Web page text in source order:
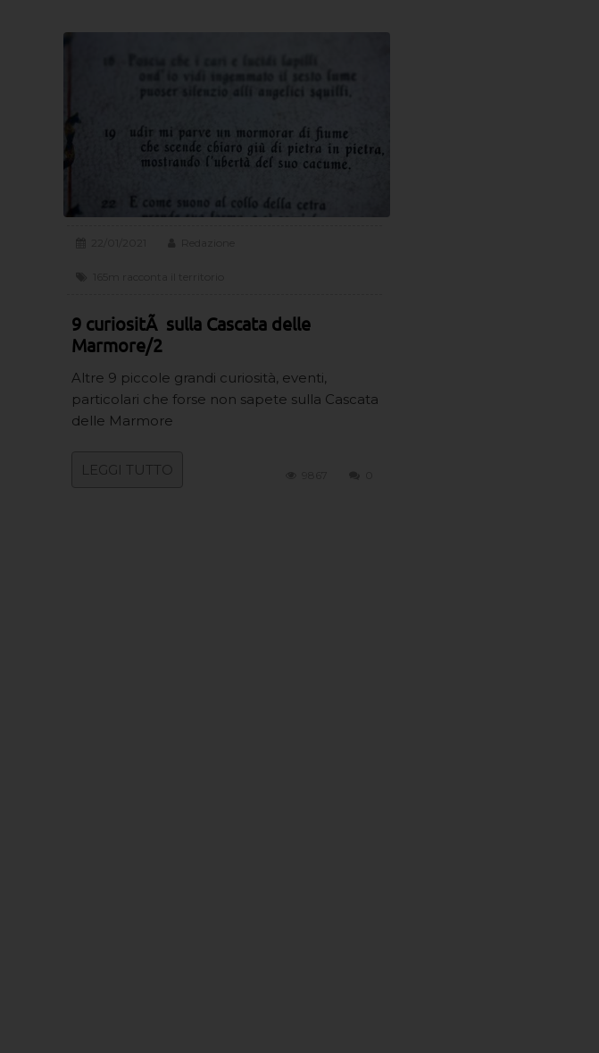
9 curiositÃ sulla Cascata delle
Marmore/2
Altre 9 piccole grandi curiosità, eventi,
particolari che forse non sapete sulla Cascata
delle Marmore
LEGGI TUTTO